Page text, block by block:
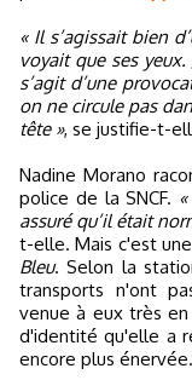
« Il s’agissait bien
voyait que ses
s’agit d’une
on ne circule pas
tête », se justifie-t-
Nadine Morano
police de la SNCF.
assuré qu’il était
t-elle. Mais c'est
Bleu. Selon la
transports n'ont
venue à eux très
d'identité qu'elle a
encore plus énervée.